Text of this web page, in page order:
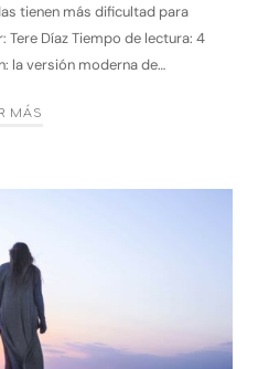
tienen más dificultad para
Díaz Tiempo de lectura: 4
la versión moderna de…
MÁS